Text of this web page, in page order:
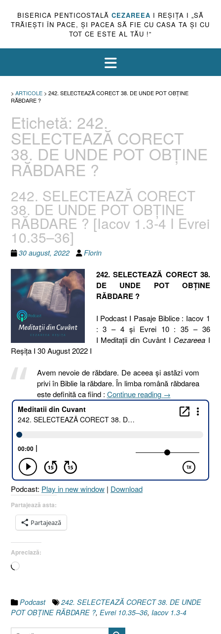
BISERICA PENTICOSTALĂ CEZAREEA I REŞIŢA I „SĂ
TRĂIEŞTI ÎN PACE, ŞI PACEA SĂ FIE CU CASA TA ŞI CU
TOT CE ESTE AL TĂU !”
> ARTICOLE > 242. SELECTEAZĂ CORECT 38. DE UNDE POT OBȚINE
RĂBDARE ?
Etichetă: 242.
SELECTEAZĂ CORECT
38. DE UNDE POT OBȚINE
RĂBDARE ?
242. SELECTEAZĂ CORECT
38. DE UNDE POT OBȚINE
RĂBDARE ? [Iacov 1.3-4 I Evrei
10.35–36]
30 august, 2022 Florin
242. SELECTEAZĂ CORECT 38.
DE UNDE POT OBȚINE
RĂBDARE ?
I Podcast I Pasaje Biblice : Iacov 1
: 3 – 4 și Evrei 10 : 35 – 36
I Meditaţii din Cuvânt I Cezareea I
Reşiţa I 30 August 2022 I
Avem nevoie de răbdare. De aceea și astăzi vom
privi în Biblie la răbdare. În limba română răbdarea
este definită ca fiind : Continue reading „242.
SELECTEAZĂ
CORECT
UNDE
POT
OBȚINE
RĂBDARE
→
Podcast: Play in new window | Download
Partajează asta:
Partajează
Apreciază:
Încarc...
Podcast
242. SELECTEAZĂ CORECT 38. DE UNDE
POT OBȚINE RĂBDARE ?, Evrei 10.35–36, Iacov 1.3-4